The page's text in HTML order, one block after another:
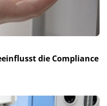
die Compliance